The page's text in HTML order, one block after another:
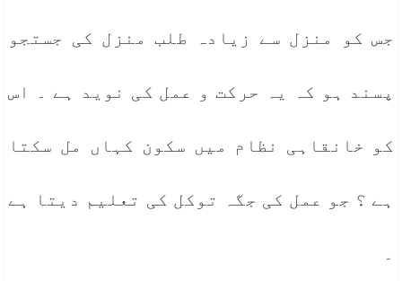
جس کو منزل سے زیادہ طلب منزل کی جستجو
پسند ہو کہ یہ حرکت و عمل کی نوید ہے ۔ اس
کو خانقاہی نظام میں سکون کہاں مل سکتا
ہے ؟ جو عمل کی جگہ توکل کی تعلیم دیتا ہے
۔